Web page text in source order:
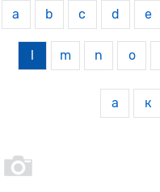
a b c d e
m n o
а к